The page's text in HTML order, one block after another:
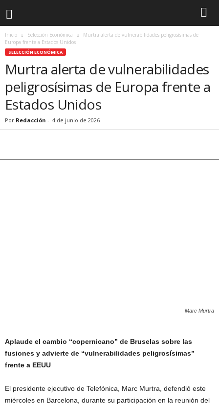
Inicio Selección Económica
Murtra alerta de vulnerabilidades peligrosísimas de
Europa frente a Estados Unidos
SELECCIÓN ECONÓMICA
Murtra alerta de vulnerabilidades
peligrosísimas de Europa frente a
Estados Unidos
Por Redacción - 4 de junio de 2026
Marc Murtra
Aplaude el cambio “copernicano” de Bruselas sobre las
fusiones y advierte de “vulnerabilidades peligrosísimas”
frente a EEUU
El presidente ejecutivo de Telefónica, Marc Murtra, defendió este
miércoles en Barcelona, durante su participación en la reunión del